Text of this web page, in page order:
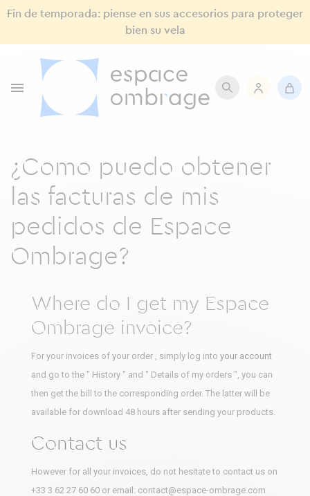
Fin de temporada: piense en sus accesorios para proteger
bien su vela

¿Como puedo obtener
las facturas de mis
pedidos de Espace
Ombrage?
Where do I get my Espace
Ombrage invoice?
For your invoices of your order , simply log into your account
and go to the " History " and " Details of my orders ", you can
then get the bill to the corresponding order. The latter will be
available for download 48 hours after sending your products.
Contact us
However for all your invoices, do not hesitate to contact us on
+33 3 62 27 60 60 or email: contact@espace-ombrage.com